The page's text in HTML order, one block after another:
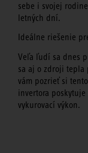
sebe i svojej
letných dní.
Ideálne riešenie
Veľa ľudí sa dnes
sa aj o zdroji tepla
vám pozrieť si
invertora
vykurovací výkon.